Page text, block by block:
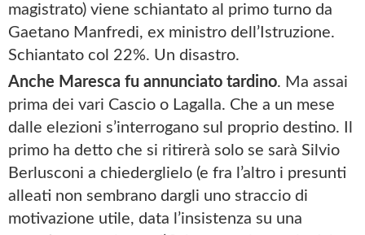
magistrato) viene schiantato al primo turno da
Gaetano Manfredi, ex ministro dell’Istruzione.
Schiantato col 22%. Un disastro.
Anche Maresca fu annunciato tardino. Ma assai
prima dei vari Cascio o Lagalla. Che a un mese
dalle elezioni s’interrogano sul proprio destino. Il
primo ha detto che si ritirerà solo se sarà Silvio
Berlusconi a chiederglielo (e fra l’altro i presunti
alleati non sembrano dargli uno straccio di
motivazione utile, data l’insistenza su una